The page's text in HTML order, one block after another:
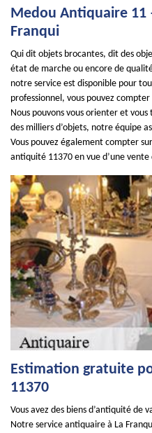
Medou Antiquaire 11
Franqui
Qui dit objets brocantes, dit des
état de marche ou encore de
notre service est disponible pour
professionnel, vous pouvez
Nous pouvons vous orienter et
des milliers d’objets, notre équipe
Vous pouvez également compter
antiquité 11370 en vue d’une vente
Estimation gratuite
11370
Vous avez des biens d’antiquité de
Notre service antiquaire à La